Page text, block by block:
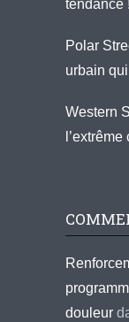
tendance !
Polar
urbain
Western
douleur